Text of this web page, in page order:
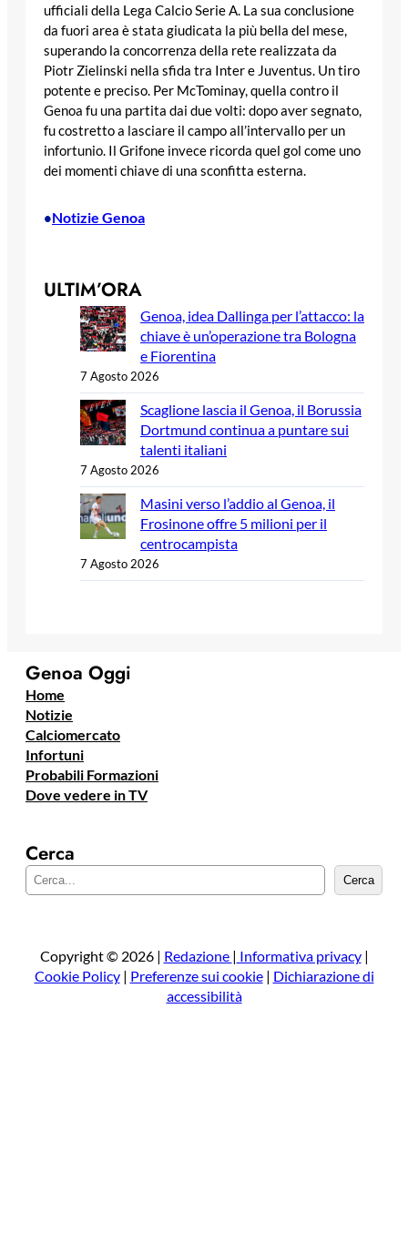
ufficiali della Lega Calcio Serie A. La sua conclusione
da fuori area è stata giudicata la più bella del mese,
superando la concorrenza della rete realizzata da
Piotr Zielinski nella sfida tra Inter e Juventus. Un tiro
potente e preciso. Per McTominay, quella contro il
Genoa fu una partita dai due volti: dopo aver segnato,
fu costretto a lasciare il campo all’intervallo per un
infortunio. Il Grifone invece ricorda quel gol come uno
dei momenti chiave di una sconfitta esterna.
•Notizie Genoa
ULTIM’ORA
Genoa, idea Dallinga per l’attacco: la
chiave è un’operazione tra Bologna
e Fiorentina
7 Agosto 2026
Scaglione lascia il Genoa, il Borussia
Dortmund continua a puntare sui
talenti italiani
7 Agosto 2026
Masini verso l’addio al Genoa, il
Frosinone offre 5 milioni per il
centrocampista
7 Agosto 2026
Genoa Oggi
Home
Notizie
Calciomercato
Infortuni
Probabili Formazioni
Dove vedere in TV
Cerca
e
a
Cerca
Copyright © 2026 | Redazione | Informativa privacy|
Cookie Policy| Preferenze sui cookie| Dichiarazione di
accessibilità